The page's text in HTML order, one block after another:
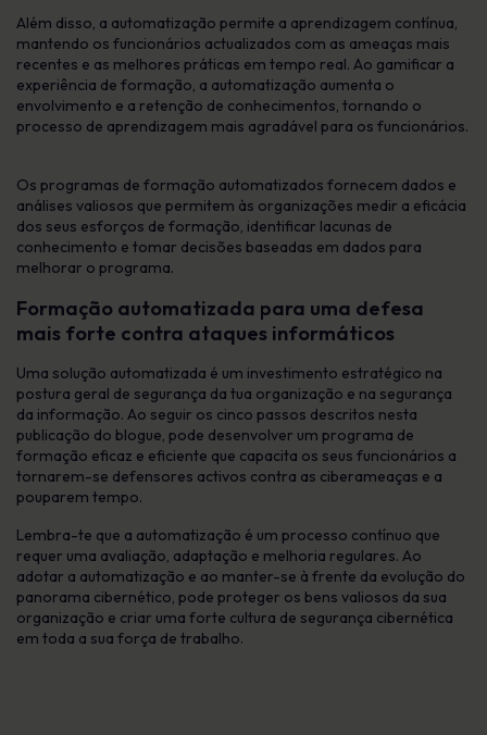
Além disso, a automatização permite a aprendizagem contínua,
mantendo os funcionários actualizados com as ameaças mais
recentes e as melhores práticas em tempo real. Ao gamificar a
experiência de formação, a automatização aumenta o
envolvimento e a retenção de conhecimentos, tornando o
processo de aprendizagem mais agradável para os funcionários.
Os programas de formação automatizados fornecem dados e
análises valiosos que permitem às organizações medir a eficácia
dos seus esforços de formação, identificar lacunas de
conhecimento e tomar decisões baseadas em dados para
melhorar o programa.
Formação automatizada para uma defesa
mais forte contra ataques informáticos
Uma solução automatizada é um investimento estratégico na
postura geral de segurança da tua organização e na segurança
da informação. Ao seguir os cinco passos descritos nesta
publicação do blogue, pode desenvolver um programa de
formação eficaz e eficiente que capacita os seus funcionários a
tornarem-se defensores activos contra as ciberameaças e a
pouparem tempo.
Lembra-te que a automatização é um processo contínuo que
requer uma avaliação, adaptação e melhoria regulares. Ao
adotar a automatização e ao manter-se à frente da evolução do
panorama cibernético, pode proteger os bens valiosos da sua
organização e criar uma forte cultura de segurança cibernética
em toda a sua força de trabalho.